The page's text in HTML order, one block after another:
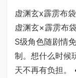
虚渊玄x霹雳布
虚渊玄×霹雳布
S级角色随剧情
制。想什么时候
天不再有负担。